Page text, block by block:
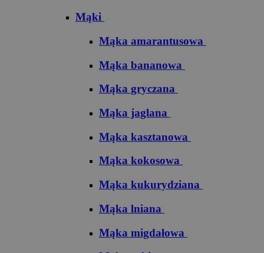
Mąki
Mąka amarantusowa
Mąka bananowa
Mąka gryczana
Mąka jaglana
Mąka kasztanowa
Mąka kokosowa
Mąka kukurydziana
Mąka lniana
Mąka migdałowa